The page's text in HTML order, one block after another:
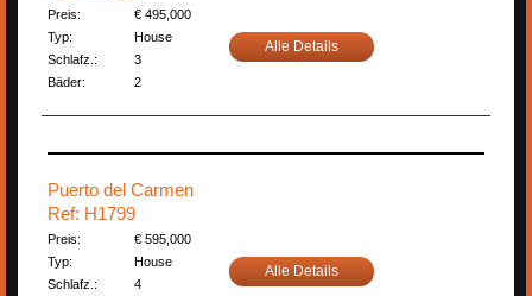
Preis:
€ 495,000
Typ:
House
Schlafz.:
3
Bäder:
2
Alle Details
Puerto del Carmen
Ref: H1799
Preis:
€ 595,000
Typ:
House
Schlafz.:
4
Alle Details